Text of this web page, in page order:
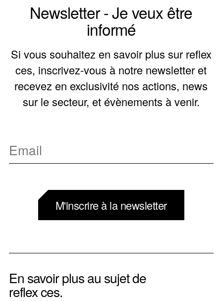
Newsletter - Je veux être
informé
Si vous souhaitez en savoir plus sur reflex
ces, inscrivez-vous à notre newsletter et
recevez en exclusivité nos actions, news
sur le secteur, et évènements à venir.
M'inscrire à la newsletter
En savoir plus au sujet de
reflex ces.